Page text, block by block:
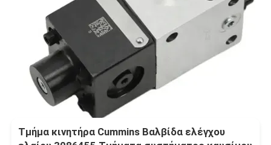
Τμήμα κινητήρα Cummins Βαλβίδα ελέγχου